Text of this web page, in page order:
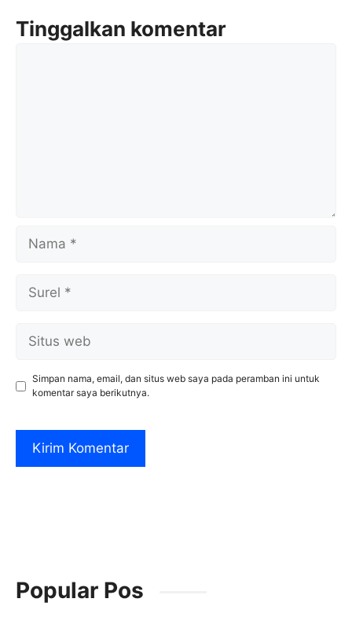
Tinggalkan komentar
Nama
Surel
Situs
web
Simpan nama, email, dan situs web saya pada peramban ini untuk
komentar saya berikutnya.
Popular Pos